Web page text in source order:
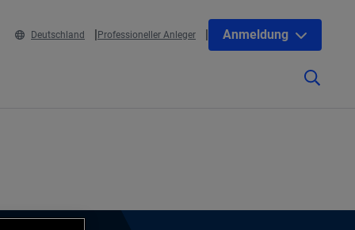
Deutschland Professioneller Anleger Anmeldung